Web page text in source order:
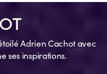
Adrien Cachot avec
ses inspirations.
une émotion, un